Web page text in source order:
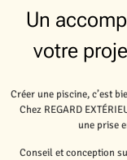
Un
votre
Créer une piscine, c’est
Chez REGARD
une prise
Conseil et conception